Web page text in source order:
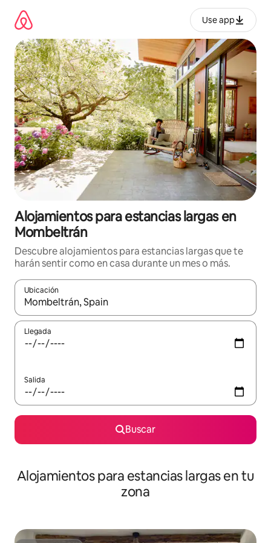
contenido
Use app
Alojamientos para estancias largas en
Mombeltrán
Descubre alojamientos para estancias largas que te
harán sentir como en casa durante un mes o más.
Ubicación
Cuando los resultados estén disponibles, podrás navegar
Llegada
Salida
Buscar
Alojamientos para estancias largas en tu
zona